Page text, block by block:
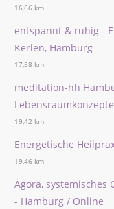
16,66 km
entspannt & ruhig -
Kerlen, Hamburg
17,58 km
meditation-hh
19,42 km
Energetische
19,46 km
Agora, systemisches
- Hamburg / Online